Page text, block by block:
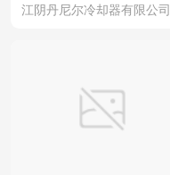
江阴丹尼尔冷却器有限公司